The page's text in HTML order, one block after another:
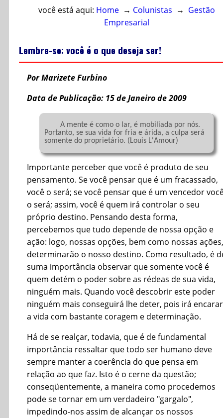
você está aqui: Home→ Colunistas → Gestão
Empresarial
Lembre-se: você é o que deseja ser!
Por Marizete Furbino
Data de Publicação: 15 de Janeiro de 2009
Portanto, se sua vida for fria e árida, a culpa será
somente do proprietário. (Louis L'Amour)
Importante perceber que você é produto de seu
pensamento. Se você pensar que é um fracassado,
você o será; se você pensar que é um vencedor
o será; assim, você é quem irá controlar o seu
próprio destino. Pensando desta forma,
percebemos que tudo depende de nossa opção e
ação: logo, nossas opções, bem como nossas ações,
determinarão o nosso destino. Como resultado, é
suma importância observar que somente você é
quem detém o poder sobre as rédeas de sua vida,
ninguém mais. Quando você descobrir este poder
ninguém mais conseguirá lhe deter, pois irá encarar
a vida com bastante coragem e determinação.
Há de se realçar, todavia, que é de fundamental
importância ressaltar que todo ser humano deve
sempre manter a coerência do que pensa em
relação ao que faz. Isto é o cerne da questão;
conseqüentemente, a maneira como procedemos
pode se tornar em um verdadeiro "gargalo",
impedindo-nos assim de alcançar os nossos